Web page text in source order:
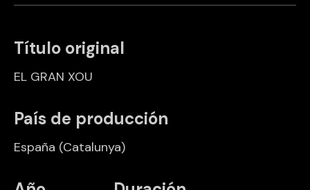
Título original
EL GRAN XOU
País de producción
España (Catalunya)